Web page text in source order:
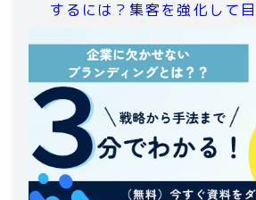
するには？集客を強化して